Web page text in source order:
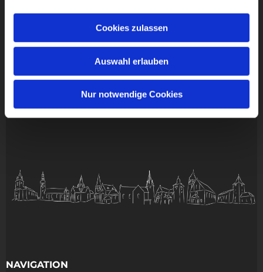
Cookies zulassen
Auswahl erlauben
Nur notwendige Cookies
NAVIGATION